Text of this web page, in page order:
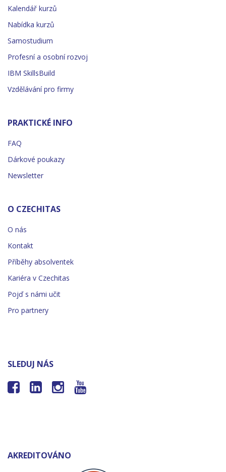
Kalendář kurzů
Nabídka kurzů
Samostudium
Profesní a osobní rozvoj
IBM SkillsBuild
Vzdělávání pro firmy
PRAKTICKÉ INFO
FAQ
Dárkové poukazy
Newsletter
O CZECHITAS
O nás
Kontakt
Příběhy absolventek
Kariéra v Czechitas
Pojď s námi učit
Pro partnery
SLEDUJ NÁS
   
AKREDITOVÁNO